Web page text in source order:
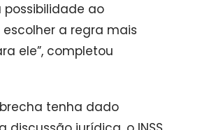
possibilidade ao
a regra mais
ele”, completou
tenha dado